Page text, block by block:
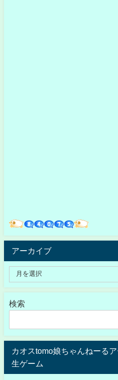
アーカイブ
検索
カオスtomo娘ちゃんねーる
生ゲーム